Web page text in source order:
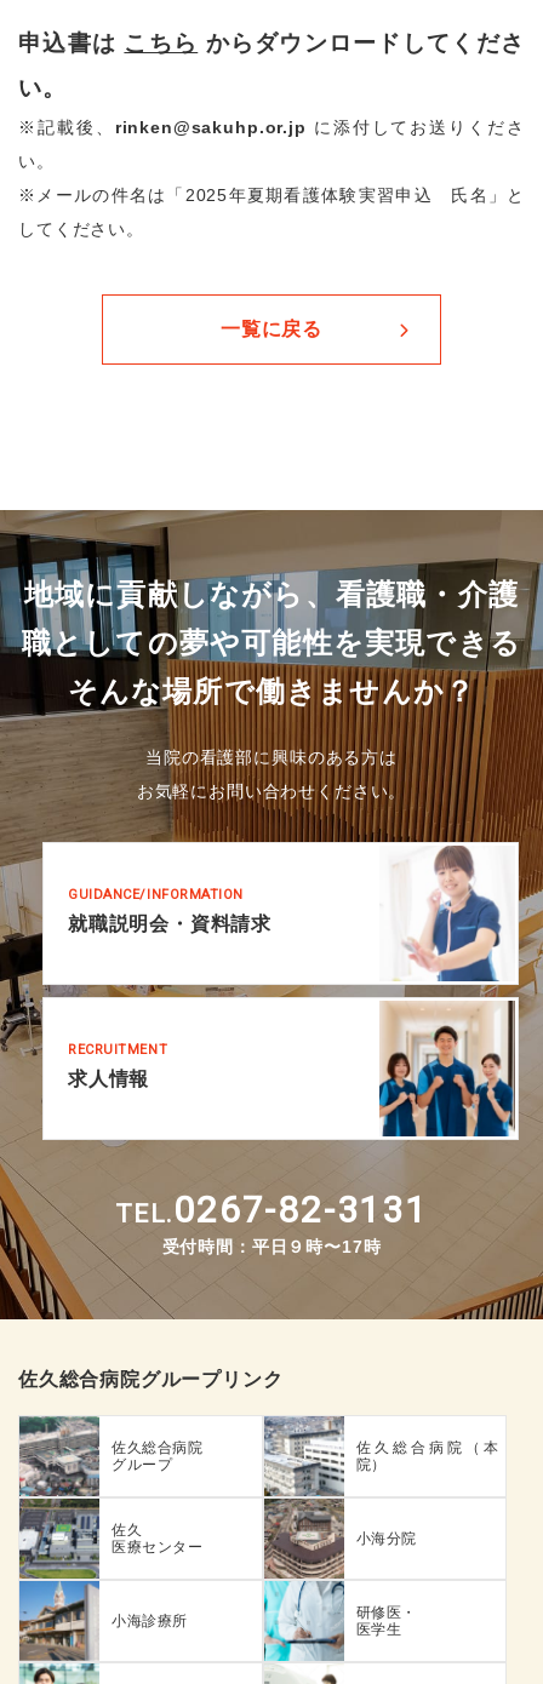
申込書は こちら からダウンロードしてくださ
い。
※記載後、 rinken@sakuhp.or.jp に添付してお送りくださ
い。
※メールの件名は「2025年夏期看護体験実習申込 氏名」と
してください。
一覧に戻る
地域に貢献しながら、看護職・介護
職としての夢や可能性を実現できる
そんな場所で働きませんか？
当院の看護部に興味のある方は
お気軽にお問い合わせください。
GUIDANCE/INFORMATION
就職説明会・資料請求
RECRUITMENT
求人情報
TEL.0267-82-3131
受付時間：平日９時〜17時
佐久総合病院グループリンク
佐久総合病院
グループ
佐久総合病院（本
院）
佐久
医療センター
小海分院
小海診療所
研修医・
医学生